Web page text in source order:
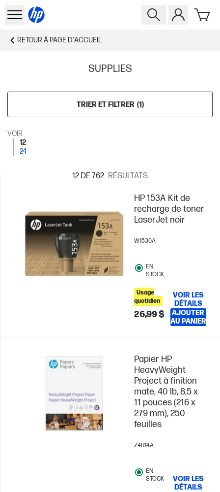
RETOUR À PAGE D'ACCUEIL
SUPPLIES
TRIER ET FILTRER (1)
VOIR
12
24
12 DE 762 RÉSULTATS
HP 153A Kit de
recharge de toner
LaserJet noir
W1530A
EN
STOCK
Usage
quotidien
26,99 $
VOIR LES
DÉTAILS
AJOUTER
AU PANIER
Papier HP
HeavyWeight
Project à finition
mate, 40 lb, 8,5 x
11 pouces (216 x
279 mm), 250
feuilles
Z4R14A
EN
STOCK
VOIR LES
DÉTAILS